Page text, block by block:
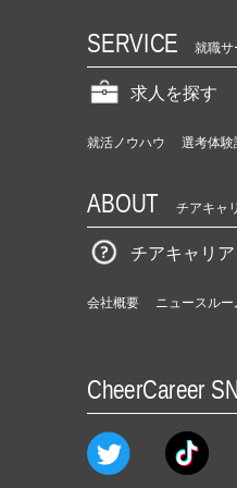
SERVICE 就職サ
求人を探す
就活ノウハウ 選考体験
ABOUT チアキャ
チアキャリ
会社概要 ニュースルー
CheerCareer